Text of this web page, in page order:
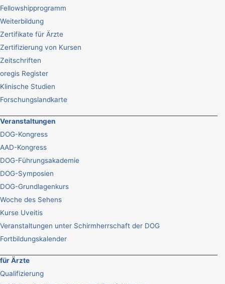
Fellowshipprogramm
Weiterbildung
Zertifikate für Ärzte
Zertifizierung von Kursen
Zeitschriften
oregis Register
Klinische Studien
Forschungslandkarte
Veranstaltungen
DOG-Kongress
AAD-Kongress
DOG-Führungsakademie
DOG-Symposien
DOG-Grundlagenkurs
Woche des Sehens
Kurse Uveitis
Veranstaltungen unter Schirmherrschaft der DOG
Fortbildungskalender
für Ärzte
Qualifizierung